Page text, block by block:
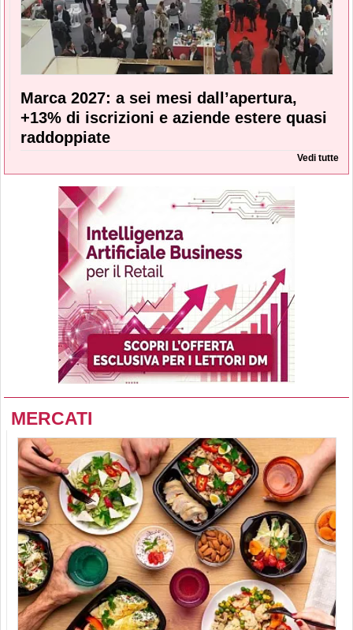
Marca 2027: a sei mesi dall’apertura,
+13% di iscrizioni e aziende estere quasi
raddoppiate
Vedi tutte
MERCATI